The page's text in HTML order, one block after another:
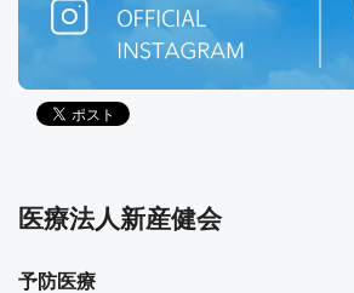
医療法人新産健会
予防医療